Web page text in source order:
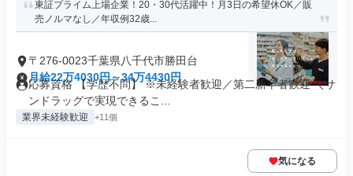
東証プライム上場企業！20・30代活躍中！月3日の希望休OK／販
売ノルマなし／年収例32歳...
〒276-0023千葉県八千代市勝田台
月給22万4030円～34万4430円
応募資格 【学歴不問】 ※未経験者歓迎／第二新卒者歓迎 ＼サ
ンドラッグで実現できるこ...
業界未経験歓迎 +11個
気になる